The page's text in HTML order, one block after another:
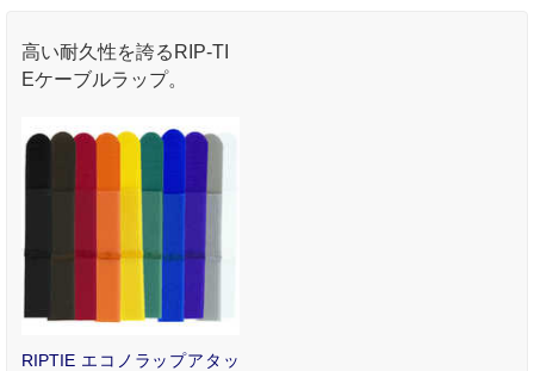
高い耐久性を誇るRIP-TI
Eケーブルラップ。
RIPTIE エコノラップアタッ